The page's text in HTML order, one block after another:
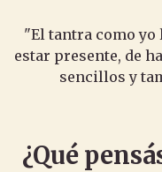
"El tantra como yo
estar presente, de
sencillos y
¿Qué